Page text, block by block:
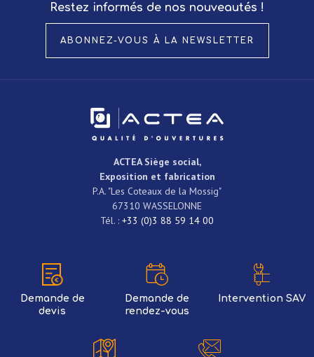
Restez informés de nos nouveautés !
ABONNEZ-VOUS À LA NEWSLETTER
ACTEASiège social,
Exposition et fabrication
P.A. "Les Coteaux de la Mossig"
67310 WASSELONNE
Tél. : +33 (0)3 88 59 14 00
Demande de
devis
Demande de
rendez-vous
Intervention SAV